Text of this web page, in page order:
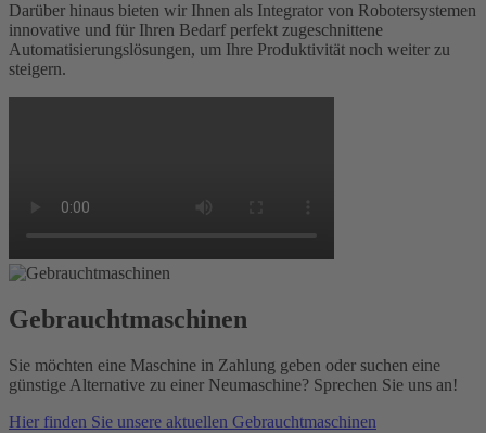
Darüber hinaus bieten wir Ihnen als Integrator von Robotersystemen
innovative und für Ihren Bedarf perfekt zugeschnittene
Automatisierungslösungen, um Ihre Produktivität noch weiter zu
steigern.
Gebrauchtmaschinen
Sie möchten eine Maschine in Zahlung geben oder suchen eine
günstige Alternative zu einer Neumaschine? Sprechen Sie uns an!
Hier finden Sie unsere aktuellen Gebrauchtmaschinen